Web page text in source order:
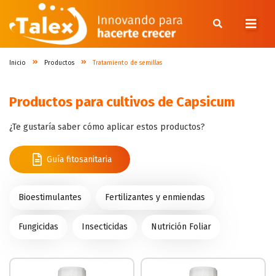
Productos
Cultivos
Blog
Contacto
Inicio Productos Tratamiento de semillas
Productos para cultivos de Capsicum
¿Te gustaría saber cómo aplicar estos productos?
Guía fitosanitaria
Bioestimulantes Fertilizantes y enmiendas
Fungicidas Insecticidas Nutrición Foliar